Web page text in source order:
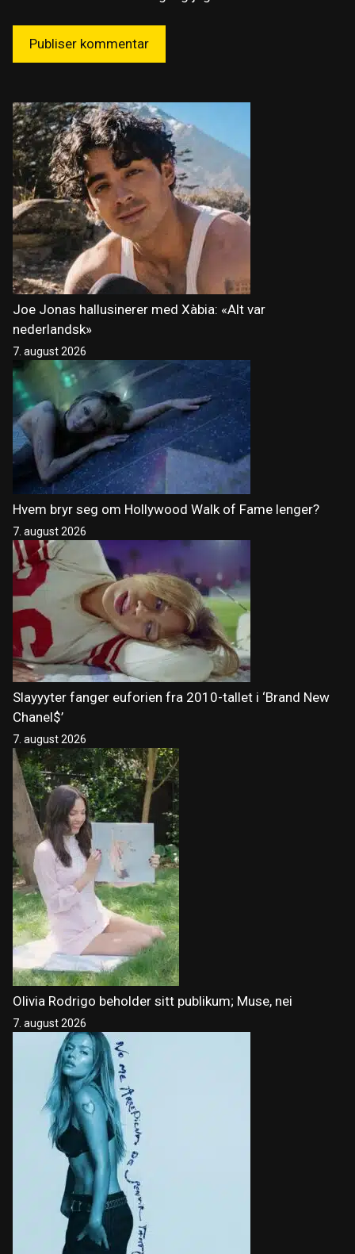
Joe Jonas hallusinerer med Xàbia: «Alt var
nederlandsk»
7. august 2026
Hvem bryr seg om Hollywood Walk of Fame lenger?
7. august 2026
Slayyyter fanger euforien fra 2010-tallet i ‘Brand New
Chanel$’
7. august 2026
Olivia Rodrigo beholder sitt publikum; Muse, nei
7. august 2026